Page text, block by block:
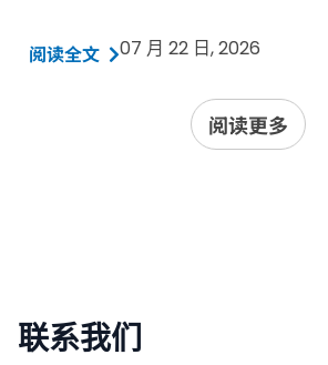
阅读全文 07 月 22 日, 2026
阅读更多
联系我们